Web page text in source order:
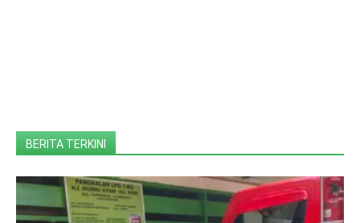
BERITA TERKINI